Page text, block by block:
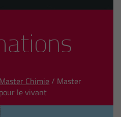
Master Chimie/ Master
le vivant